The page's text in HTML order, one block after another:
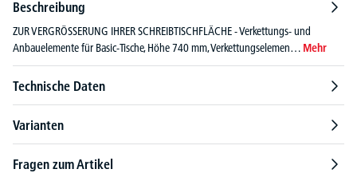
Beschreibung
ZUR VERGRÖSSERUNG IHRER SCHREIBTISCHFLÄCHE - Verkettungs- und
Anbauelemente für Basic-Tische, Höhe 740 mm, Verkettungselemen… Mehr
Technische Daten
Varianten
Fragen zum Artikel